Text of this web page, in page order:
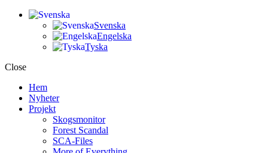
Svenska
Engelska
Tyska
Close
Hem
Nyheter
Projekt
Skogsmonitor
Forest Scandal
SCA-Files